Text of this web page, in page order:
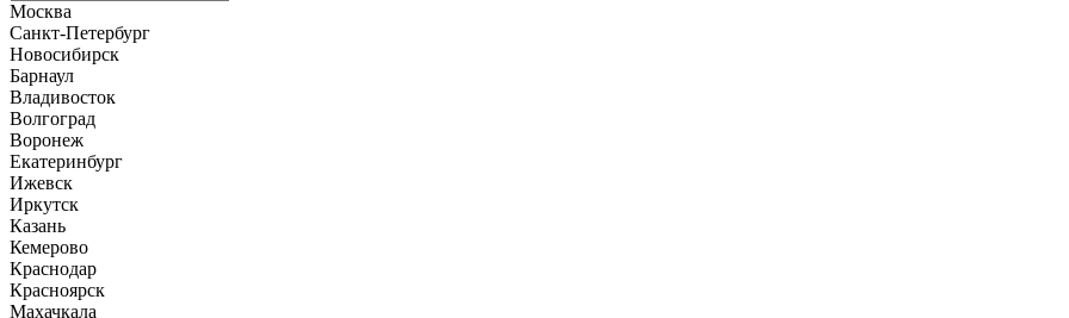
Москва
Санкт-Петербург
Новосибирск
Барнаул
Владивосток
Волгоград
Воронеж
Екатеринбург
Ижевск
Иркутск
Казань
Кемерово
Краснодар
Красноярск
Махачкала